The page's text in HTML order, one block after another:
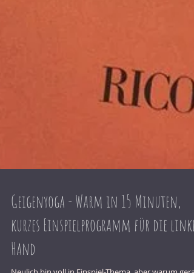
Geigenyoga - Warm in 15 Minuten,
kurzes Einspielprogramm für die linke